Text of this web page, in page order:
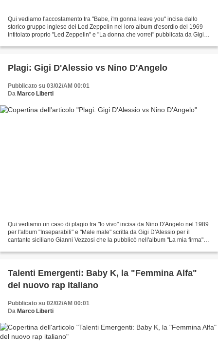
Qui vediamo l'accostamento tra "Babe, i'm gonna leave you" incisa dallo
storico gruppo inglese dei Led Zeppelin nel loro album d'esordio del 1969
intitolato proprio "Led Zeppelin" e "La donna che vorrei" pubblicata da Gigi
Plagi: Gigi D'Alessio vs Nino D'Angelo
Pubblicato su 03/02/AM 00:01
Da Marco Liberti
Qui vediamo un caso di plagio tra "Io vivo" incisa da Nino D'Angelo nel 1989
per l'album "Inseparabili" e "Male male" scritta da Gigi D'Alessio per il
cantante siciliano Gianni Vezzosi che la pubblicò nell'album "La mia firma"
Talenti Emergenti: Baby K, la "Femmina Alfa"
del nuovo rap italiano
Pubblicato su 02/02/AM 00:01
Da Marco Liberti